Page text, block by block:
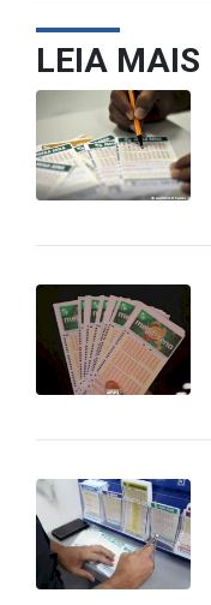
LEIA MAIS